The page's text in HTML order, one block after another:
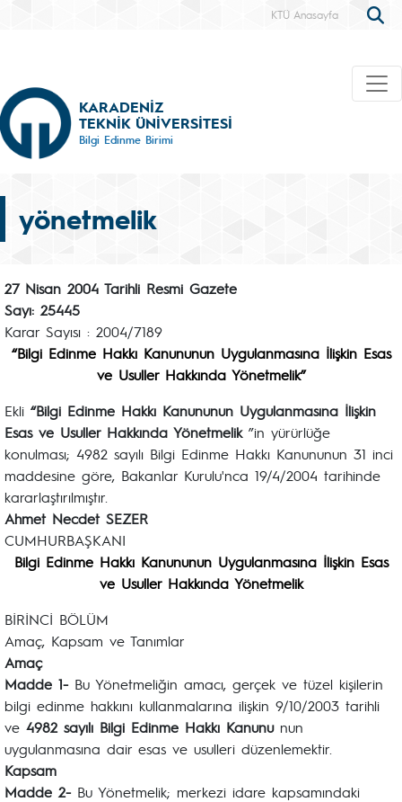
KTÜ Anasayfa
KARADENİZ
TEKNİK ÜNİVERSİTESİ
Bilgi Edinme Birimi
yönetmelik
27 Nisan 2004 Tarihli Resmi Gazete
Sayı: 25445
Karar Sayısı : 2004/7189
“Bilgi Edinme Hakkı Kanununun Uygulanmasına İlişkin Esas
ve Usuller Hakkında Yönetmelik”
Ekli “Bilgi Edinme Hakkı Kanununun Uygulanmasına İlişkin
Esas ve Usuller Hakkında Yönetmelik ”in yürürlüğe
konulması; 4982 sayılı Bilgi Edinme Hakkı Kanununun 31 inci
maddesine göre, Bakanlar Kurulu'nca 19/4/2004 tarihinde
kararlaştırılmıştır.
Ahmet Necdet SEZER
CUMHURBAŞKANI
Bilgi Edinme Hakkı Kanununun Uygulanmasına İlişkin Esas
ve Usuller Hakkında Yönetmelik
BİRİNCİ BÖLÜM
Amaç, Kapsam ve Tanımlar
Amaç
Madde 1- Bu Yönetmeliğin amacı, gerçek ve tüzel kişilerin
bilgi edinme hakkını kullanmalarına ilişkin 9/10/2003 tarihli
ve 4982 sayılı Bilgi Edinme Hakkı Kanunu nun
uygulanmasına dair esas ve usulleri düzenlemektir.
Kapsam
Madde 2- Bu Yönetmelik; merkezi idare kapsamındaki